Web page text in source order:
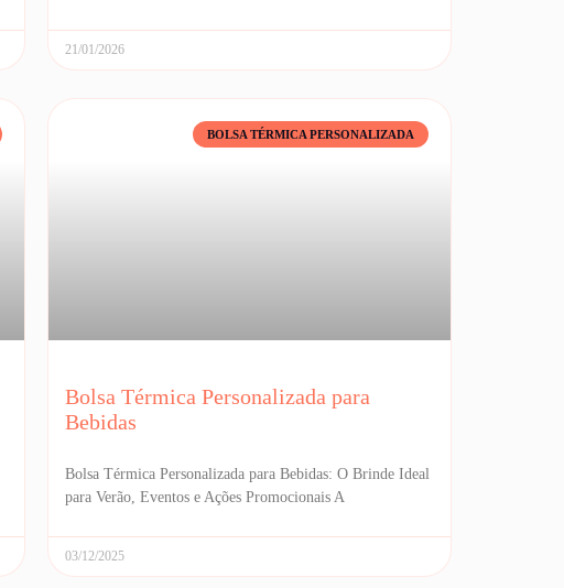
21/01/2026
BOLSA TÉRMICA PERSONALIZADA
Bolsa Térmica Personalizada para
Bebidas
Bolsa Térmica Personalizada para Bebidas: O Brinde Ideal
para Verão, Eventos e Ações Promocionais A
03/12/2025